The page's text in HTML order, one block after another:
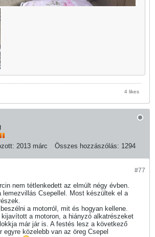
4 likes
2013 márc Összes hozzászólás: 1294
#77
nem tétlenkedett az elmúlt négy évben.
lemezvillás Csepellel. Most készültek el a
a motorról, mit és hogyan kellene.
a motoron, a hiányzó alkatrészeket
már jár is. A festés lesz a következő
egyre közelebb van az öreg Csepel